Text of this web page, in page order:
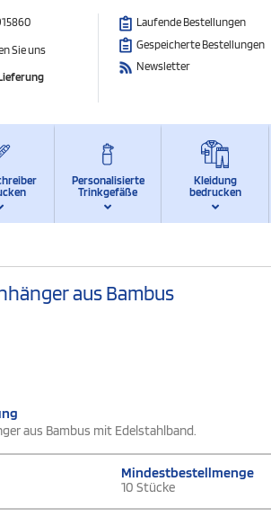
Sie uns
Laufende Bestellungen
Gespeicherte Bestellungen
Newsletter
Personalisierte
Trinkgefäße
Kleidung
bedrucken
aus Bambus
aus Bambus mit Edelstahlband.
Mindestbestellmenge
10 Stücke